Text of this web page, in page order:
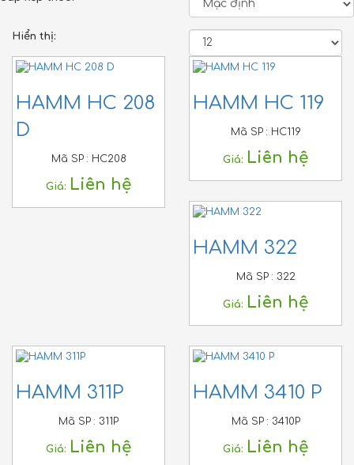
Hiển thị:
HAMM HC 208
D
Mã SP : HC208
Giá: Liên hệ
HAMM HC 119
Mã SP : HC119
Giá: Liên hệ
HAMM 322
Mã SP : 322
Giá: Liên hệ
HAMM 311P
Mã SP : 311P
Giá: Liên hệ
HAMM 3410 P
Mã SP : 3410P
Giá: Liên hệ